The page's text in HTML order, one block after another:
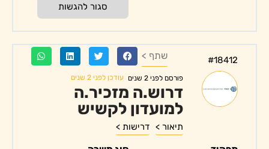
סגור להגשות
#18412 שתף >
פורסם לפני 2 שנים עודכן לפני 2 שנים
דרוש.ה מזכיר.ה
למועדון לקשיש
תיאור > דרישות >